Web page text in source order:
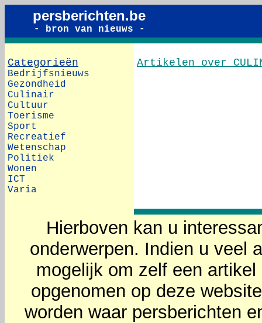
persberichten.be
- bron van nieuws -
Categorieën
Bedrijfsnieuws
Gezondheid
Culinair
Cultuur
Toerisme
Sport
Recreatief
Wetenschap
Politiek
Wonen
ICT
Varia
Artikelen over
Hierboven kan u
onderwerpen. Indien u veel
mogelijk om zelf een
opgenomen op deze
worden waar persberichten